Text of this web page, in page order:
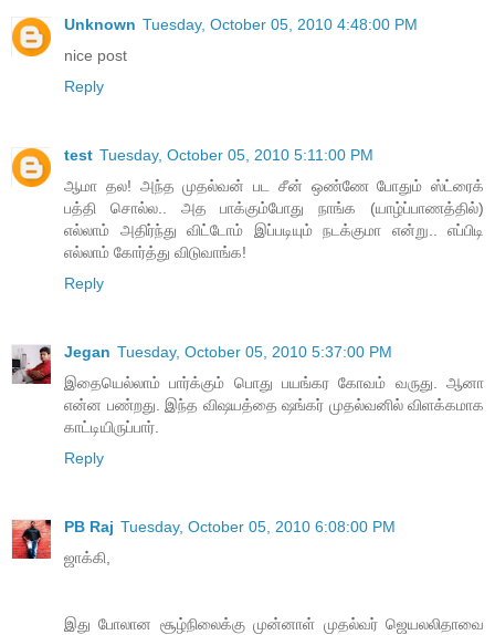
Unknown Tuesday, October 05, 2010 4:48:00 PM
nice post
Reply
test Tuesday, October 05, 2010 5:11:00 PM
ஆமா தல! அந்த முதல்வன் பட சீன் ஒண்ணே போதும் ஸ்ட்ரைக்
பத்தி சொல்ல.. அத பாக்கும்போது நாங்க (யாழ்ப்பாணத்தில்)
எல்லாம் அதிர்ந்து விட்டோம் இப்படியும் நடக்குமா என்று.. எப்பிடி
எல்லாம் கோர்த்து விடுவாங்க!
Reply
Jegan Tuesday, October 05, 2010 5:37:00 PM
இதையெல்லாம் பார்க்கும் பொது பயங்கர கோவம் வருது. ஆனா
என்ன பண்றது. இந்த விஷயத்தை ஷங்கர் முதல்வனில் விளக்கமாக
காட்டியிருப்பார்.
Reply
PB Raj Tuesday, October 05, 2010 6:08:00 PM
ஜாக்கி,
இது போலான சூழ்நிலைக்கு முன்னாள் முதல்வர் ஜெயலலிதாவை